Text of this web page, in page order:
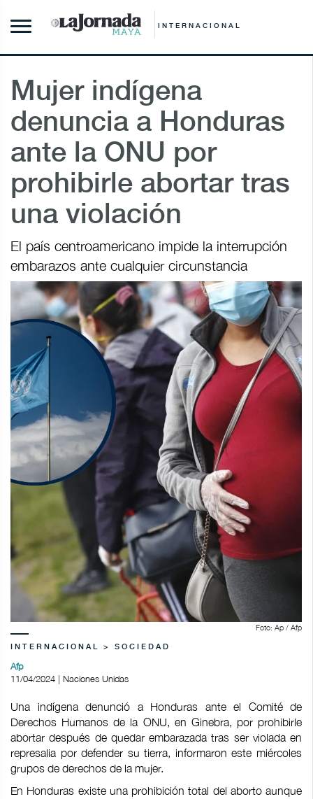
INTERNACIONAL
Mujer indígena
denuncia a Honduras
ante la ONU por
prohibirle abortar tras
una violación
El país centroamericano impide la interrupción
embarazos ante cualquier circunstancia
Foto: Ap / Afp
INTERNACIONAL > SOCIEDAD
Afp
11/04/2024 | Naciones Unidas
Una indígena denunció a Honduras ante el Comité de
Derechos Humanos de la ONU, en Ginebra, por prohibirle
abortar después de quedar embarazada tras ser violada en
represalia por defender su tierra, informaron este miércoles
grupos de derechos de la mujer.
En Honduras existe una prohibición total del aborto aunque